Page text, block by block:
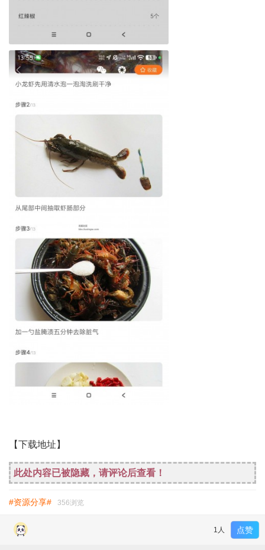
【下载地址】
此处内容已被隐藏，请评论后查看！
#资源分享# 356浏览
1人 点赞